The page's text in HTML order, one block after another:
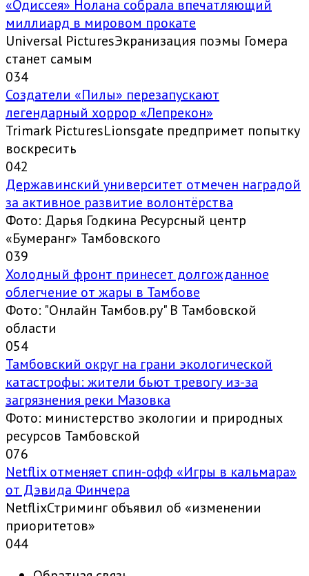
«Одиссея» Нолана собрала впечатляющий
миллиард в мировом прокате
Universal PicturesЭкранизация поэмы Гомера
станет самым
034
Создатели «Пилы» перезапускают
легендарный хоррор «Лепрекон»
Trimark PicturesLionsgate предпримет попытку
воскресить
042
Державинский университет отмечен наградой
за активное развитие волонтёрства
Фото: Дарья Годкина Ресурсный центр
«Бумеранг» Тамбовского
039
Холодный фронт принесет долгожданное
облегчение от жары в Тамбове
Фото: "Онлайн Тамбов.ру" В Тамбовской
области
054
Тамбовский округ на грани экологической
катастрофы: жители бьют тревогу из-за
загрязнения реки Мазовка
Фото: министерство экологии и природных
ресурсов Тамбовской
076
Netflix отменяет спин-офф «Игры в кальмара»
от Дэвида Финчера
NetflixСтриминг объявил об «изменении
приоритетов»
044